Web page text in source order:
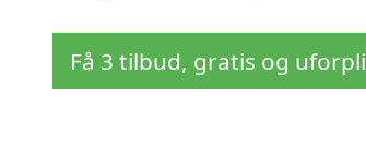
Få 3 tilbud, gratis og